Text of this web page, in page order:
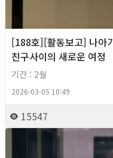
[188호][활동보고] 나아
친구사이의 새로운 여정
기간 : 2월
2026-03-05 10:49
15547